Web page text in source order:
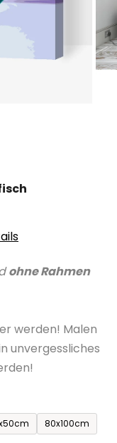
ohne Rahmen
werden! Malen
unvergessliches
80x100cm